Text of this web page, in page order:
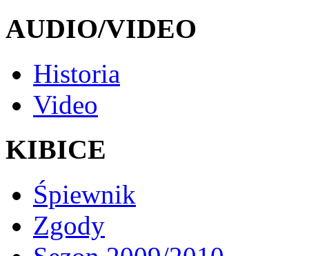
AUDIO/VIDEO
Historia
Video
KIBICE
Śpiewnik
Zgody